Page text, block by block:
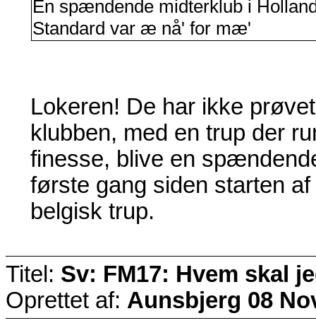
En spændende midterklub i
Standard var æ nå' for mæ'
Lokeren! De har ikke
klubben, med en trup der
finesse, blive en
første gang siden starten
belgisk trup.
Titel: Sv: FM17: Hvem skal
Oprettet af: Aunsbjerg 08